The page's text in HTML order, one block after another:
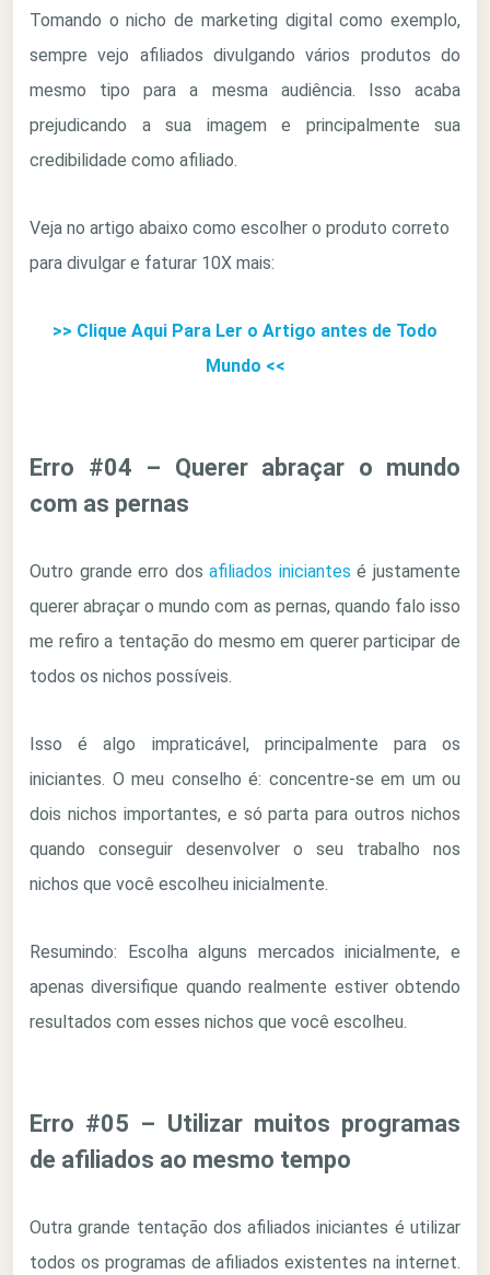
Tomando o nicho de marketing digital como exemplo,
sempre vejo afiliados divulgando vários produtos do
mesmo tipo para a mesma audiência. Isso acaba
prejudicando a sua imagem e principalmente sua
credibilidade como afiliado.
Veja no artigo abaixo como escolher o produto correto
para divulgar e faturar 10X mais:
>> Clique Aqui Para Ler o Artigo antes de Todo
Mundo <<
Erro #04 – Querer abraçar o mundo
com as pernas
Outro grande erro dosafiliados iniciantes é justamente
querer abraçar o mundo com as pernas, quando falo isso
me refiro a tentação do mesmo em querer participar de
todos os nichos possíveis.
Isso é algo impraticável, principalmente para os
iniciantes. O meu conselho é: concentre-se em um ou
dois nichos importantes, e só parta para outros nichos
quando conseguir desenvolver o seu trabalho nos
nichos que você escolheu inicialmente.
Resumindo: Escolha alguns mercados inicialmente, e
apenas diversifique quando realmente estiver obtendo
resultados com esses nichos que você escolheu.
Erro #05 – Utilizar muitos programas
de afiliados ao mesmo tempo
Outra grande tentação dos afiliados iniciantes é utilizar
todos os programas de afiliados existentes na internet.